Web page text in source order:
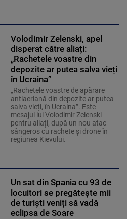
Volodimir Zelenski, apel
disperat către aliați:
„Rachetele voastre din
depozite ar putea salva vieți
în Ucraina”
„Rachetele voastre de apărare
antiaeriană din depozite ar putea
salva vieți, în Ucraina”. Este
mesajul lui Volodimir Zelenski
pentru aliați, după un nou atac
sângeros cu rachete și drone în
regiunea Kievului.
Un sat din Spania cu 93 de
locuitori se pregătește mii
de turiști veniți să vadă
eclipsa de Soare